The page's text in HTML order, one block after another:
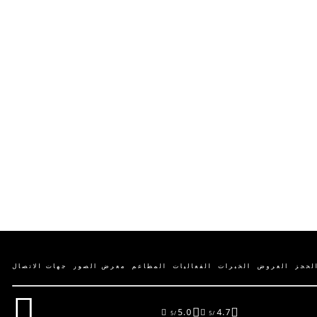
الحجز العروض الخبرات الفعاليات المطاعم معرض الصور جهات الاتصال
4.7
/5
5.0
/5